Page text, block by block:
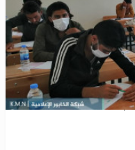
الثانوية